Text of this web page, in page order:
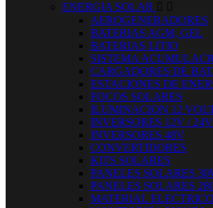
ENERGIA SOLAR  
AEROGENERADORES
BATERIAS AGM, GEL
BATERIAS LITIO
SISTEMA
CARGADORES DE
ESTACIONES DE
FOCOS SOLARES
ILUMINACION 12
INVERSORES 12V / 24V
INVERSORES 48V
CONVERTIDORES
KITS SOLARES
PANELES SOLARES
PANELES SOLARES
MATERIAL